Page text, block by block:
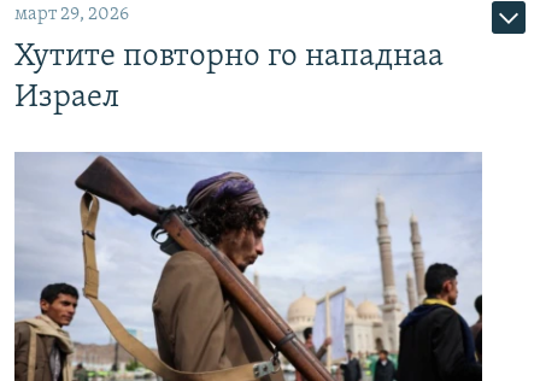
март 29, 2026
Хутите повторно го нападнаа
Израел